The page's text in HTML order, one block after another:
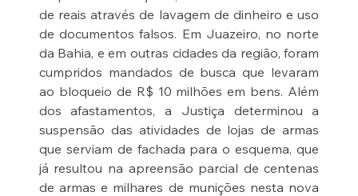
de reais através de lavagem de dinheiro e uso
de documentos falsos. Em Juazeiro, no norte
da Bahia, e em outras cidades da região, foram
cumpridos mandados de busca que levaram
ao bloqueio de R$ 10 milhões em bens. Além
dos afastamentos, a Justiça determinou a
suspensão das atividades de lojas de armas
que serviam de fachada para o esquema, que
já resultou na apreensão parcial de centenas
de armas e milhares de munições nesta nova